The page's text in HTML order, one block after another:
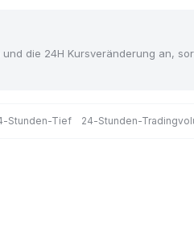
die 24H Kursveränderung an,
Stunden-Tief 24-Stunden-